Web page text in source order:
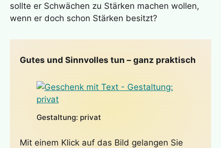
sollte er Schwächen zu Stärken machen wollen,
wenn er doch schon Stärken besitzt?
Gutes und Sinnvolles tun – ganz praktisch
Gestaltung: privat
Mit einem Klick auf das Bild gelangen Sie